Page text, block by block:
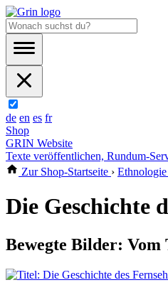
de en es fr
Shop
GRIN Website
Texte veröffentlichen, Rundum-
Zur Shop-Startseite ›
Die Geschichte
Bewegte Bilder: Vom